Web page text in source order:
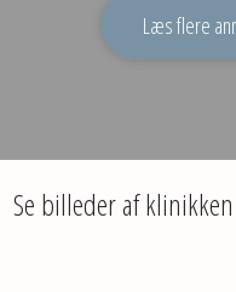
Læs flere
Se billeder af klinikken​